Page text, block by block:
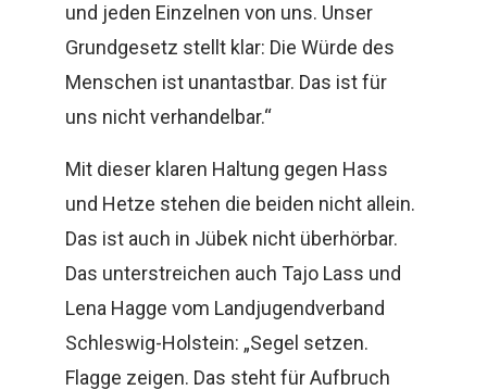
und jeden Einzelnen von uns. Unser
Grundgesetz stellt klar: Die Würde des
Menschen ist unantastbar. Das ist für
uns nicht verhandelbar.“
Mit dieser klaren Haltung gegen Hass
und Hetze stehen die beiden nicht allein.
Das ist auch in Jübek nicht überhörbar.
Das unterstreichen auch Tajo Lass und
Lena Hagge vom Landjugendverband
Schleswig-Holstein: „Segel setzen.
Flagge zeigen. Das steht für Aufbruch